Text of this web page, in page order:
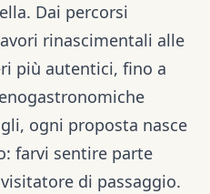
Dai percorsi
rinascimentali alle
più autentici, fino a
ogni proposta nasce
farvi sentire parte
di passaggio.